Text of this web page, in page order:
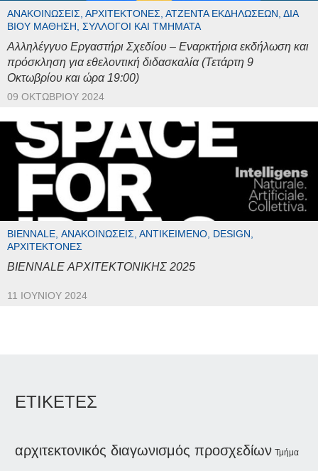
ΑΝΑΚΟΙΝΏΣΕΙΣ, ΑΡΧΙΤΈΚΤΟΝΕΣ, ΑΤΖΈΝΤΑ ΕΚΔΗΛΏΣΕΩΝ, ΔΙΆ
ΒΊΟΥ ΜΆΘΗΣΗ, ΣΎΛΛΟΓΟΙ ΚΑΙ ΤΜΉΜΑΤΑ
Αλληλέγγυο Εργαστήρι Σχεδίου – Εναρκτήρια εκδήλωση και
πρόσκληση για εθελοντική διδασκαλία (Τετάρτη 9
Οκτωβρίου και ώρα 19:00)
09 ΟΚΤΩΒΡΊΟΥ 2024
BIENNALE, ΑΝΑΚΟΙΝΏΣΕΙΣ, ΑΝΤΙΚΕΊΜΕΝΟ, DESIGN,
ΑΡΧΙΤΈΚΤΟΝΕΣ
BIENNALE ΑΡΧΙΤΕΚΤΟΝΙΚΗΣ 2025
11 ΙΟΥΝΊΟΥ 2024
ΕΤΙΚΕΤΕΣ
αρχιτεκτονικός διαγωνισμός προσχεδίων Τμήμα